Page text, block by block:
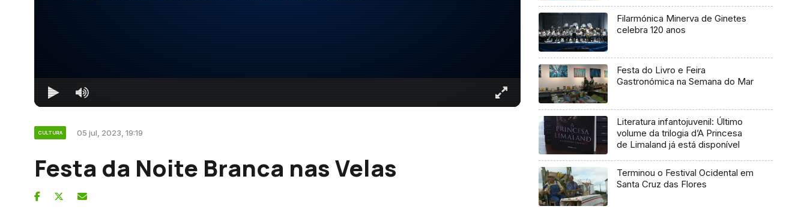
CULTURA 05 jul, 2023, 19:19
Festa da Noite Branca nas Velas
Filarmónica Minerva de Ginetes
celebra 120 anos
Festa do Livro e Feira
Gastronómica na Semana do Mar
Literatura infantojuvenil: Último
volume da trilogia d’A Princesa
de Limaland já está disponível
Terminou o Festival Ocidental em
Santa Cruz das Flores